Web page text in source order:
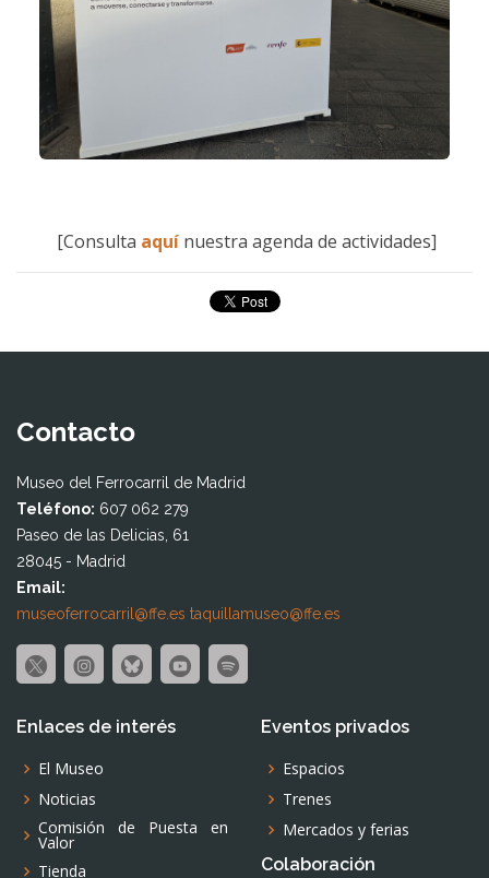
[Consulta aquí nuestra agenda de actividades]
Contacto
Museo del Ferrocarril de Madrid
Teléfono: 607 062 279
Paseo de las Delicias, 61
28045 - Madrid
Email:
museoferrocarril@ffe.es taquillamuseo@ffe.es
Enlaces de interés
El Museo
Noticias
Comisión de Puesta en
Valor
Tienda
Eventos privados
Espacios
Trenes
Mercados y ferias
Colaboración